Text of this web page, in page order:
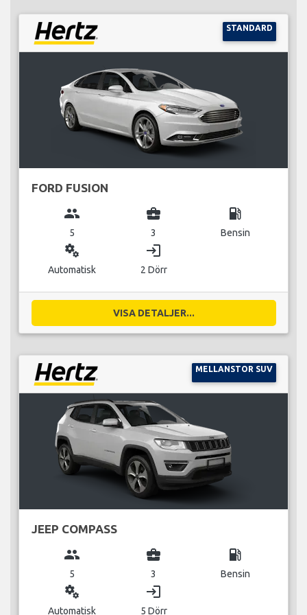
STANDARD
FORD FUSION
group
5
business_center
3
local_gas_station
Bensin
miscellaneous_services
Automatisk
login
2 Dörr
VISA DETALJER...
MELLANSTOR SUV
JEEP COMPASS
group
5
business_center
3
local_gas_station
Bensin
miscellaneous_services
Automatisk
login
5 Dörr